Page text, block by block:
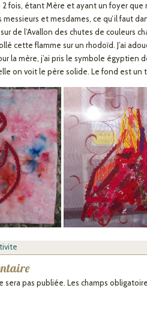
2 fois, étant Mère et ayant un foyer
messieurs et mesdames, ce qu’il faut
de l’Avallon des chutes de couleurs
cette flamme sur un rhodoïd. J’ai
la mère, j’ai pris le symbole
on voit le père solide. Le fond est
sera pas publiée. Les champs